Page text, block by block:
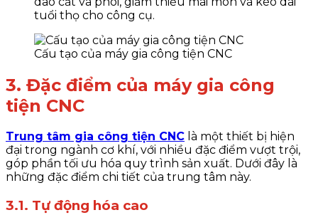
tuổi thọ cho công cụ.
Cấu tạo của máy gia công tiện CNC
3. Đặc điểm của máy gia công
tiện CNC
Trung tâm gia công tiện CNC là một thiết bị hiện
đại trong ngành cơ khí, với nhiều đặc điểm vượt trội,
góp phần tối ưu hóa quy trình sản xuất. Dưới đây là
những đặc điểm chi tiết của trung tâm này.
3.1. Tự động hóa cao